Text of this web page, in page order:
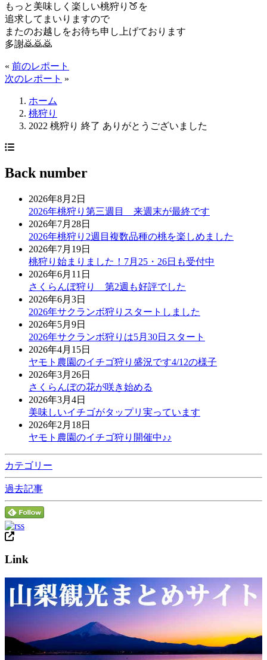
もっと美味しく楽しい桃狩り🍑を
追求してまいりますので
またのお越しをお待ち申し上げております
多謝🙇🙇🙇
« 前のレポート
次のレポート »
ホーム
桃狩り
2022 桃狩り 終了 ありがとうございました
Back number
2026年8月2日
2026年桃狩り第三週目 来週末が最終です
2026年7月28日
2026年桃狩り2週目複数品種の桃を楽しめました
2026年7月19日
桃狩り始まりました！7月25・26日も受付中
2026年6月11日
さくらんぼ狩り 第2週も好評でした
2026年6月3日
2026年サクランボ狩りスタートしました
2026年5月9日
2026年サクランボ狩りは5月30日スタート
2026年4月15日
ヤモト農園のイチゴ狩り盛況です4/12の様子
2026年3月26日
さくらんぼの花が咲き始める
2026年3月4日
美味しいイチゴがタップリ実っています
2026年2月18日
ヤモト農園のイチゴ狩り開催中♪♪
カテゴリー
過去記事
Link